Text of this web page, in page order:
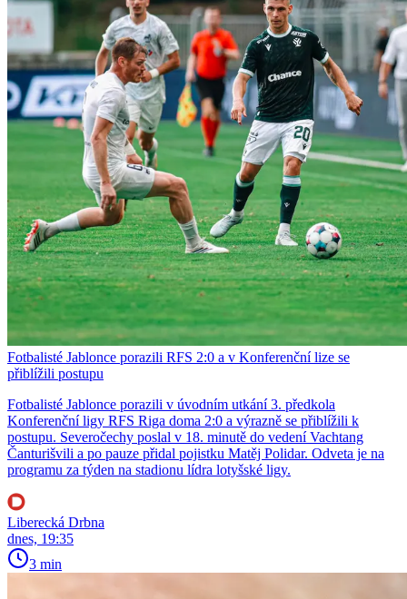
Fotbalisté Jablonce porazili RFS 2:0 a v Konferenční lize se
přiblížili postupu
Fotbalisté Jablonce porazili v úvodním utkání 3. předkola
Konferenční ligy RFS Riga doma 2:0 a výrazně se přiblížili k
postupu. Severočechy poslal v 18. minutě do vedení Vachtang
Čanturišvili a po pauze přidal pojistku Matěj Polidar. Odveta je na
programu za týden na stadionu lídra lotyšské ligy.
Liberecká Drbna
dnes, 19:35
3 min